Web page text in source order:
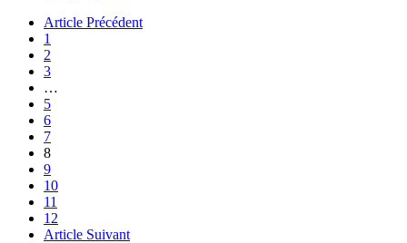
Article Précédent
1
2
3
…
5
6
7
8
9
10
11
12
Article Suivant